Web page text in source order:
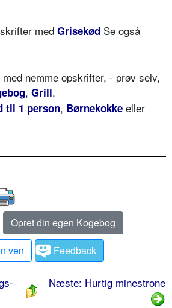
med Grisekød Se også
nemme opskrifter, - prøv selv,
, Grill,
til 1 person, Børnekokke eller
Opret din egen Kogebog
ven
Feedback
Næste: Hurtig minestrone